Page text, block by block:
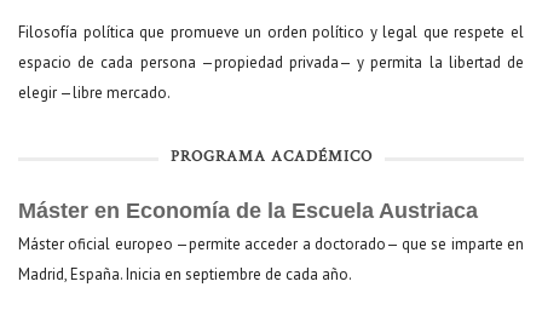
Filosofía política que promueve un orden político y legal que respete el
espacio de cada persona —propiedad privada— y permita la libertad de
elegir —libre mercado.
PROGRAMA ACADÉMICO
Máster en Economía de la Escuela Austriaca
Máster oficial europeo —permite acceder a doctorado— que se imparte en
Madrid, España. Inicia en septiembre de cada año.